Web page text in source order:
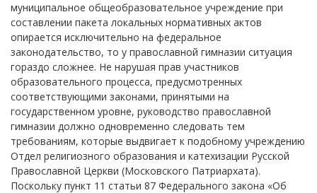
муниципальное общеобразовательное учреждение при
составлении пакета локальных нормативных актов
опирается исключительно на федеральное
законодательство, то у православной гимназии ситуация
гораздо сложнее. Не нарушая прав участников
образовательного процесса, предусмотренных
соответствующими законами, принятыми на
государственном уровне, руководство православной
гимназии должно одновременно следовать тем
требованиям, которые выдвигает к подобному учреждению
Отдел религиозного образования и катехизации Русской
Православной Церкви (Московского Патриархата).
Поскольку пункт 11 статьи 87 Федерального закона «Об